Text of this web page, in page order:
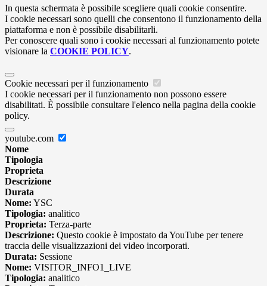
In questa schermata è possibile scegliere quali cookie consentire.
I cookie necessari sono quelli che consentono il funzionamento della
piattaforma e non è possibile disabilitarli.
Per conoscere quali sono i cookie necessari al funzionamento potete
visionare la COOKIE POLICY.
Cookie necessari per il funzionamento
I cookie necessari per il funzionamento non possono essere
disabilitati. È possibile consultare l'elenco nella pagina della cookie
policy.
youtube.com
Nome
Tipologia
Proprieta
Descrizione
Durata
Nome: YSC
Tipologia: analitico
Proprieta: Terza-parte
Descrizione: Questo cookie è impostato da YouTube per tenere
traccia delle visualizzazioni dei video incorporati.
Durata: Sessione
Nome: VISITOR_INFO1_LIVE
Tipologia: analitico